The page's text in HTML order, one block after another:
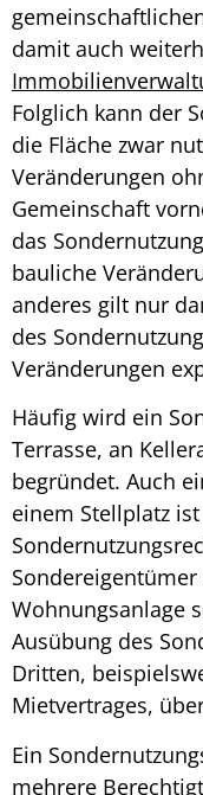
damit auch
Folglich kann der
die Fläche zwar
Veränderungen
Gemeinschaft
das
bauliche
anderes gilt nur
des
Veränderungen
Häufig wird ein
Terrasse, an
begründet. Auch
einem Stellplatz
Wohnungsanlage
Ausübung des
Dritten,
Mietvertrages,
Ein
mehrere